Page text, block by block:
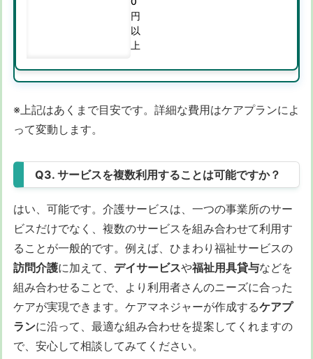
円
以
上
※上記はあくまで目安です。詳細な費用はケアプランによ
って変動します。
Q3. サービスを複数利用することは可能ですか？
はい、可能です。介護サービスは、一つの事業所のサー
ビスだけでなく、複数のサービスを組み合わせて利用す
ることが一般的です。例えば、ひまわり福祉サービスの
訪問介護に加えて、 デイサービスや福祉用具貸与などを
組み合わせることで、より利用者さんのニーズに合った
ケアが実現できます。ケアマネジャーが作成するケアプ
ランに沿って、最適な組み合わせを提案してくれますの
で、安心して相談してみてください。